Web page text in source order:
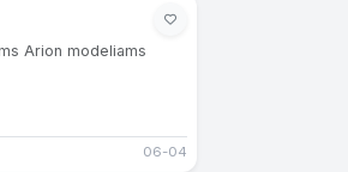
Arion modeliams
06-04